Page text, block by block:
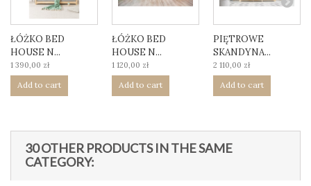
ŁÓŻKO BED
HOUSE N...
1 390,00 zł
Add to cart
ŁÓŻKO BED
HOUSE N...
1 120,00 zł
Add to cart
PIĘTROWE
SKANDYNA...
2 110,00 zł
Add to cart
30 OTHER PRODUCTS IN THE SAME
CATEGORY: